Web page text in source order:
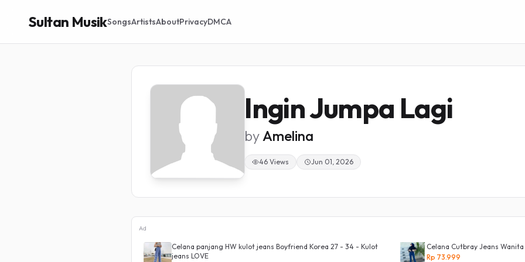
Sultan MusikSongsArtistsAboutPrivacyDMCA
Ingin Jumpa Lagi
byAmelina
46 Views Jun 01, 2026
Ad
Celana panjang HW kulot jeans Boyfriend Korea 27 - 34 - Kulot
jeans LOVE
Celana Cutbray Jeans Wanita
Rp 73.999